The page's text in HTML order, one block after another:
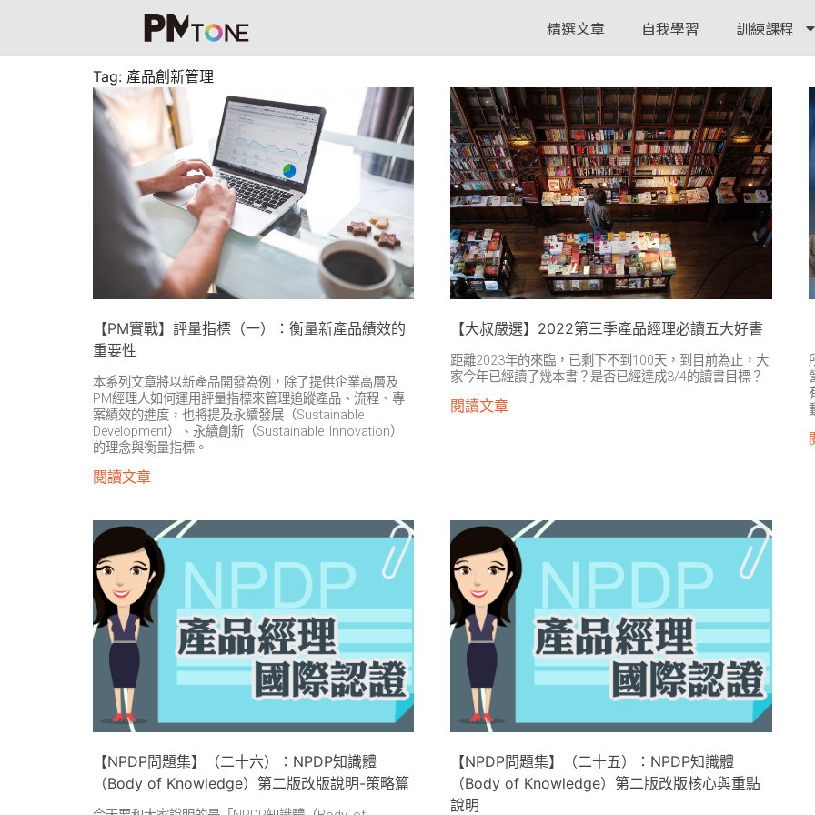
精選文章 自我學習 訓練課程
Tag: 產品創新管理
【PM實戰】評量指標（一）：衡量新產品績效的
重要性
本系列文章將以新產品開發為例，除了提供企業高層及
PM經理人如何運用評量指標來管理追蹤產品、流程、專
案績效的進度，也將提及永續發展（Sustainable
Development）、永續創新（Sustainable Innovation）
的理念與衡量指標。
閱讀文章
【大叔嚴選】2022第三季產品經理必讀五大好書
距離2023年的來臨，已剩下不到100天，到目前為止，大
家今年已經讀了幾本書？是否已經達成3/4的讀書目標？
閱讀文章
【NPDP問題集】（二十六）：NPDP知識體
（Body of Knowledge）第二版改版說明-策略篇
【NPDP問題集】（二十五）：NPDP知識體
（Body of Knowledge）第二版改版核心與重點
說明